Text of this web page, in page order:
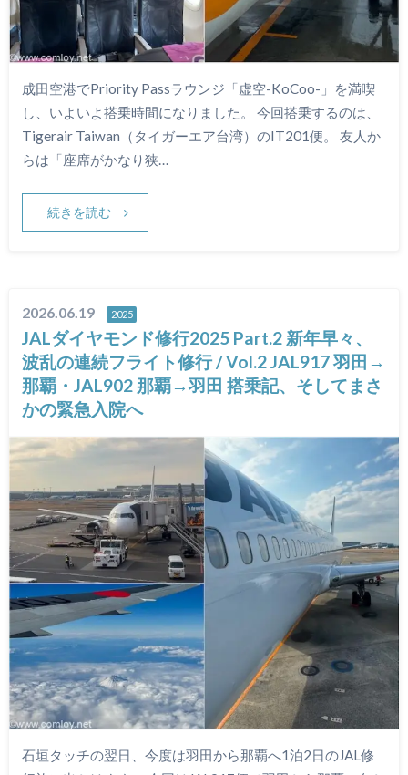
成田空港でPriority Passラウンジ「虚空-KoCoo-」を満喫
し、いよいよ搭乗時間になりました。 今回搭乗するのは、
Tigerair Taiwan（タイガーエア台湾）のIT201便。 友人か
らは「座席がかなり狭…
続きを読む
2026.06.19 2025
JALダイヤモンド修行2025 Part.2 新年早々、
波乱の連続フライト修行 / Vol.2 JAL917 羽田→
那覇・JAL902 那覇→羽田 搭乗記、そしてまさ
かの緊急入院へ
石垣タッチの翌日、今度は羽田から那覇へ1泊2日のJAL修